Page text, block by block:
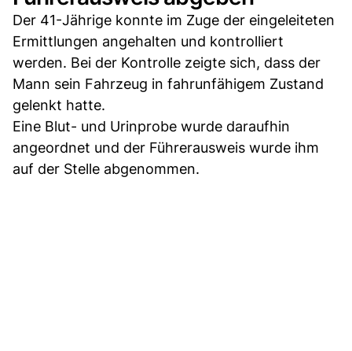
Der 41-Jährige konnte im Zuge der eingeleiteten
Ermittlungen angehalten und kontrolliert
werden. Bei der Kontrolle zeigte sich, dass der
Mann sein Fahrzeug in fahrunfähigem Zustand
gelenkt hatte.
Eine Blut- und Urinprobe wurde daraufhin
angeordnet und der Führerausweis wurde ihm
auf der Stelle abgenommen.